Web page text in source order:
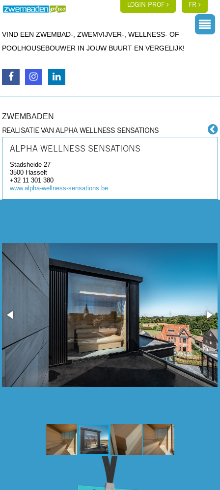
LOGIN PROF FR
VIND EEN ZWEMBAD-, ZWEMVIJVER-, WELLNESS- OF
POOLHOUSEBOUWER IN JOUW BUURT EN VERGELIJK!
ZWEMBADEN
REALISATIE VAN ALPHA WELLNESS SENSATIONS
ALPHA WELLNESS SENSATIONS
Stadsheide 27
3500 Hasselt
+32 11 301 380
www.alpha-wellness-sensations.be